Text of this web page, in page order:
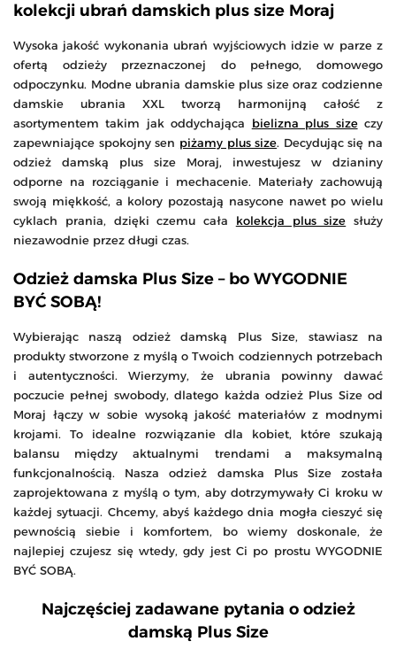
kolekcji ubrań damskich plus size Moraj
Wysoka jakość wykonania ubrań wyjściowych idzie w parze z
ofertą odzieży przeznaczonej do pełnego, domowego
odpoczynku. Modne ubrania damskie plus size oraz codzienne
damskie ubrania XXL tworzą harmonijną całość z
asortymentem takim jak oddychająca bielizna plus sizeczy
zapewniające spokojny sen piżamy plus size. Decydując się na
odzież damską plus size Moraj, inwestujesz w dzianiny
odporne na rozciąganie i mechacenie. Materiały zachowują
swoją miękkość, a kolory pozostają nasycone nawet po wielu
cyklach prania, dzięki czemu cała kolekcja plus size służy
niezawodnie przez długi czas.
Odzież damska Plus Size – bo WYGODNIE
BYĆ SOBĄ!
Wybierając naszą odzież damską Plus Size, stawiasz na
produkty stworzone z myślą o Twoich codziennych potrzebach
i autentyczności. Wierzymy, że ubrania powinny dawać
poczucie pełnej swobody, dlatego każda odzież Plus Size od
Moraj łączy w sobie wysoką jakość materiałów z modnymi
krojami. To idealne rozwiązanie dla kobiet, które szukają
balansu między aktualnymi trendami a maksymalną
funkcjonalnością. Nasza odzież damska Plus Size została
zaprojektowana z myślą o tym, aby dotrzymywały Ci kroku w
każdej sytuacji. Chcemy, abyś każdego dnia mogła cieszyć się
pewnością siebie i komfortem, bo wiemy doskonale, że
najlepiej czujesz się wtedy, gdy jest Ci po prostu WYGODNIE
BYĆ SOBĄ.
Najczęściej zadawane pytania o odzież
damską Plus Size